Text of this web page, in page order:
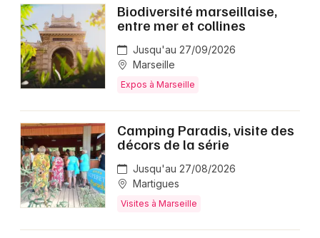
Biodiversité marseillaise,
entre mer et collines
Jusqu'au 27/09/2026
Marseille
Expos à Marseille
Camping Paradis, visite des
décors de la série
Jusqu'au 27/08/2026
Martigues
Visites à Marseille